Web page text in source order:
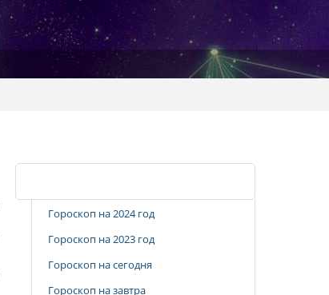
Гороскоп на 2024 год
Гороскоп на 2023 год
Гороскоп на сегодня
Гороскоп на завтра